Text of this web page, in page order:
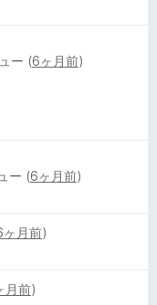
ー (6ヶ月前)
ー (6ヶ月前)
ヶ月前)
月前)